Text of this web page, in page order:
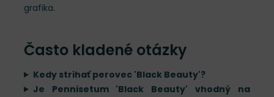
grafika.
Často kladené otázky
Kedy strihať perovec 'Black Beauty'?
Je Pennisetum 'Black Beauty' vhodný na